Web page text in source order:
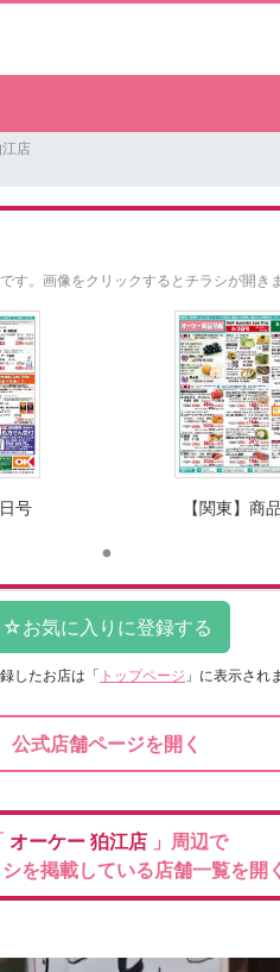
店
す。 画像をクリックするとチラシが開きま
号 【関東】商
したお店は 「 トップページ 」に表示され
公式店舗ページを開く
オーケー 狛江店 」周辺で
を掲載している店舗一覧を開く